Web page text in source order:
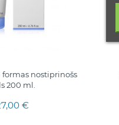
nostiprinošs
200 ml.
€